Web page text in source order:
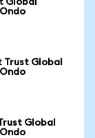
Global
Trust Global
Global